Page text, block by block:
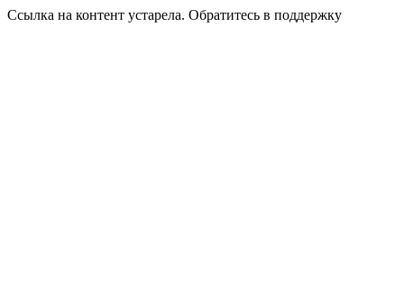
Ссылка на контент устарела. Обратитесь в поддержку